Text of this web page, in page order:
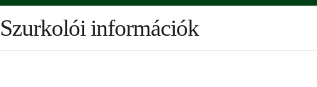
Szurkolói információk